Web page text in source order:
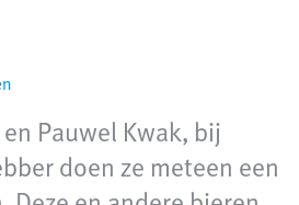
Pauwel Kwak, bij
doen ze meteen een